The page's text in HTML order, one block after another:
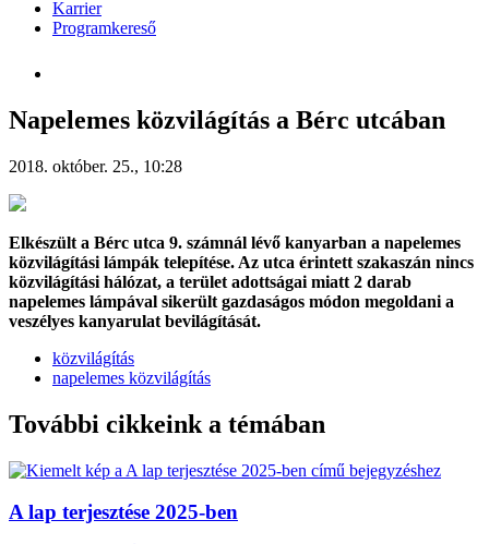
Karrier
Programkereső
Napelemes közvilágítás a Bérc utcában
2018. október. 25., 10:28
Elkészült a Bérc utca 9. számnál lévő kanyarban a napelemes
közvilágítási lámpák telepítése. Az utca érintett szakaszán nincs
közvilágítási hálózat, a terület adottságai miatt 2 darab
napelemes lámpával sikerült gazdaságos módon megoldani a
veszélyes kanyarulat bevilágítását.
közvilágítás
napelemes közvilágítás
További cikkeink a témában
A lap terjesztése 2025-ben